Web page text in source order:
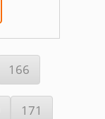
166
171